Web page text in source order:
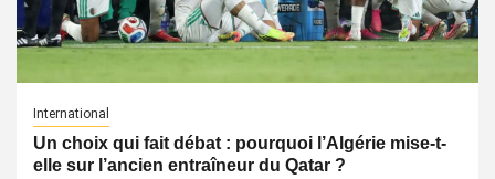
International
Un choix qui fait débat : pourquoi l’Algérie mise-t-
elle sur l’ancien entraîneur du Qatar ?